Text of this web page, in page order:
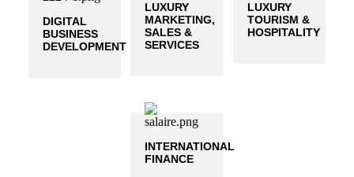
DIGITAL
BUSINESS
DEVELOPMENT
LUXURY
MARKETING,
SALES &
SERVICES
LUXURY
TOURISM &
HOSPITALITY
INTERNATIONAL
FINANCE